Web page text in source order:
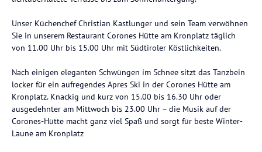
Unser Küchenchef Christian Kastlunger und sein Team verwöhnen
Sie in unserem Restaurant Corones Hütte am Kronplatz täglich
von 11.00 Uhr bis 15.00 Uhr mit Südtiroler Köstlichkeiten.
Nach einigen eleganten Schwüngen im Schnee sitzt das Tanzbein
locker für ein aufregendes Apres Ski in der Corones Hütte am
Kronplatz. Knackig und kurz von 15.00 bis 16.30 Uhr oder
ausgedehnter am Mittwoch bis 23.00 Uhr – die Musik auf der
Corones-Hütte macht ganz viel Spaß und sorgt für beste Winter-
Laune am Kronplatz